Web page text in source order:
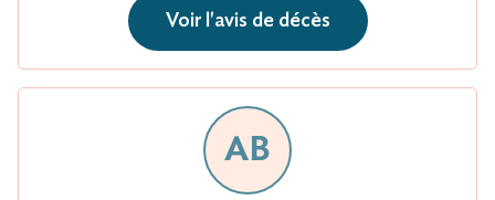
Voir l'avis de décès
AB